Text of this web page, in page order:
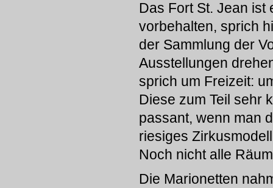
Das Fort St. Jean
vorbehalten, sprich
der Sammlung der
Ausstellungen
sprich um Freizeit:
Diese zum Teil sehr
passant, wenn man
riesiges
Noch nicht alle
Die Marionetten